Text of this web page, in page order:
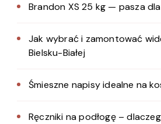
Brandon XS 25 kg — pasza
Jak wybrać i zamontować
Bielsku-Białej
Śmieszne napisy idealne na
Ręczniki na podłogę –